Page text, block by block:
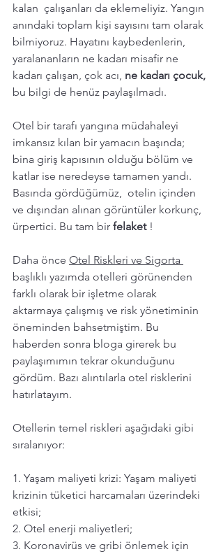
kalan  çalışanları da eklemeliyiz. Yangın
anındaki toplam kişi sayısını tam olarak
bilmiyoruz. Hayatını kaybedenlerin,
yaralananların ne kadarı misafir ne
kadarı çalışan, çok acı, ne kadarı çocuk,
bu bilgi de henüz paylaşılmadı.
Otel bir tarafı yangına müdahaleyi
imkansız kılan bir yamacın başında;
bina giriş kapısının olduğu bölüm ve
katlar ise neredeyse tamamen yandı.
Basında gördüğümüz,  otelin içinden
ve dışından alınan görüntüler korkunç,
ürpertici. Bu tam bir felaket !
Daha önce Otel Riskleri ve Sigorta
başlıklı yazımda otelleri görünenden
farklı olarak bir işletme olarak
aktarmaya çalışmış ve risk yönetiminin
öneminden bahsetmiştim. Bu
haberden sonra bloga girerek bu
paylaşımımın tekrar okunduğunu
gördüm. Bazı alıntılarla otel risklerini
hatırlatayım.
Otellerin temel riskleri aşağıdaki gibi
sıralanıyor:
1. Yaşam maliyeti krizi: Yaşam maliyeti
krizinin tüketici harcamaları üzerindeki
etkisi;
2. Otel enerji maliyetleri;
3. Koronavirüs ve gribi önlemek için